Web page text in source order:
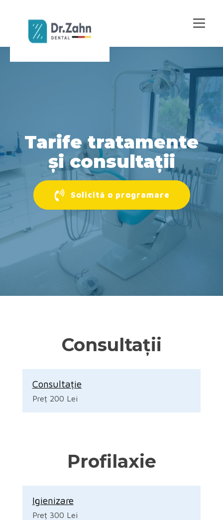
Tarife tratamente
și consultații
Solicită o programare
Consultații
Consultație
Preț 200 Lei
Profilaxie
Igienizare
Preț 300 Lei